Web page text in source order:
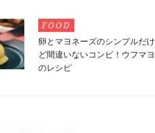
FOOD
卵とマヨネーズのシンプルだけ
ど間違いないコンビ！ウフマヨ
のレシピ